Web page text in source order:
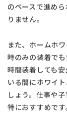
のペースで進め
りません。
また、ホームホ
時のみの装着で
時間装着しても
いる間にホワイ
しょう。仕事や
特におすすめです